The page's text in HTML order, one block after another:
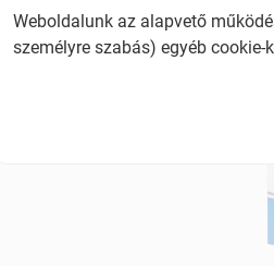
Prostenal
Weboldalunk az alapvető
személyre szabás) egyéb